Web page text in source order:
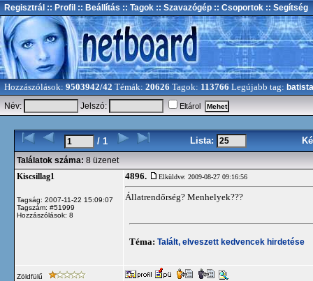
Regisztrál :: Profil :: Beállítás :: Tagok :: Szavazógép :: Csoportok :: Segítség
Hozzászólások: 9503942/42 Témák: 20626 Tagok: 113766 Legújabb tag: batista
Név:
Jelszó: Eltárol
/ 1 Lista:
Találatok száma: 8 üzenet
Kiscsillag1
Tagság: 2007-11-22 15:09:07
Tagszám: #51999
Hozzászólások: 8
4896. Elküldve: 2009-08-27 09:16:56
Állatrendőrség? Menhelyek???
Téma: Talált, elveszett kedvencek hirdetése
Zöldfülű